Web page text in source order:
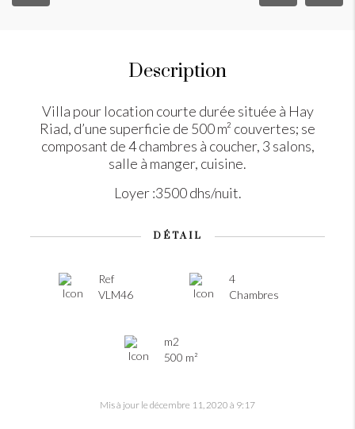
Description
Villa pour location courte durée située à Hay
Riad, d’une superficie de 500 m² couvertes; se
composant de 4 chambres à coucher, 3 salons,
salle à manger, cuisine.
Loyer :3500 dhs/nuit.
DÉTAIL
Ref
VLM46
4
Chambres
m2
500 m²
Mis à jour le décembre 11, 2020 à 9:17